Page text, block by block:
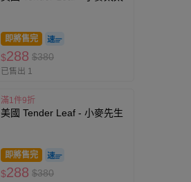
即將售完
$288 $380
已售出 1
滿1件9折
美國 Tender Leaf - 小麥先生
即將售完
$288 $380